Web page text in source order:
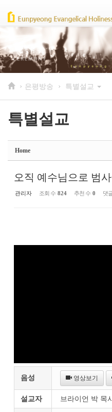
› 은평방송 › 특별설교
특별설교
Home
오직 예수님으로 범
관리자 조회 수 824 추천 수 0 댓
음성 영상보기
설교자 브라이언 박 목